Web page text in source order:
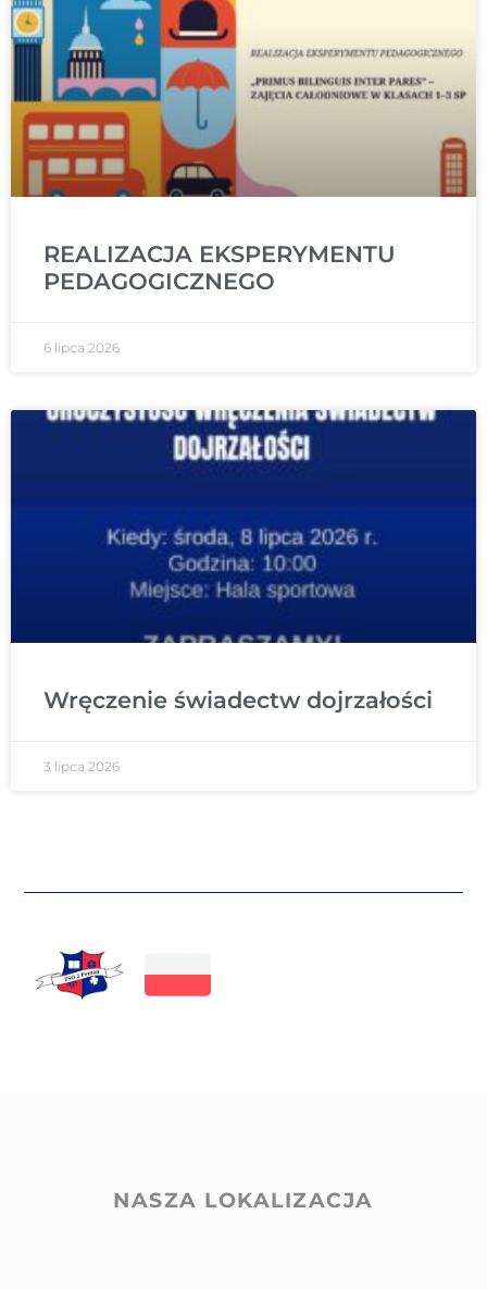
REALIZACJA EKSPERYMENTU
PEDAGOGICZNEGO
6 lipca 2026
Wręczenie świadectw dojrzałości
3 lipca 2026
NASZA LOKALIZACJA